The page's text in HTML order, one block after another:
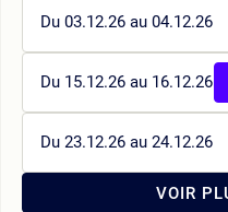
Du 03.12.26 au 04.12.26
Du 15.12.26 au 16.12.26
Du 23.12.26 au 24.12.26
VOIR